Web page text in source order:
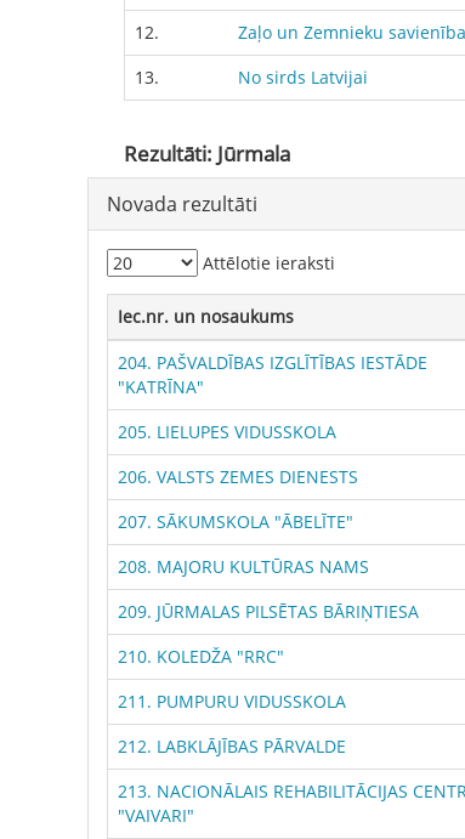
12.
Zaļo un Zemnieku savienība
13.
No sirds Latvijai
Rezultāti: Jūrmala
Novada rezultāti
Attēlotie ieraksti
Iec.nr. un nosaukums
204. PAŠVALDĪBAS IZGLĪTĪBAS IESTĀDE
"KATRĪNA"
205. LIELUPES VIDUSSKOLA
206. VALSTS ZEMES DIENESTS
207. SĀKUMSKOLA "ĀBELĪTE"
208. MAJORU KULTŪRAS NAMS
209. JŪRMALAS PILSĒTAS BĀRIŅTIESA
210. KOLEDŽA "RRC"
211. PUMPURU VIDUSSKOLA
212. LABKLĀJĪBAS PĀRVALDE
213. NACIONĀLAIS REHABILITĀCIJAS
"VAIVARI"